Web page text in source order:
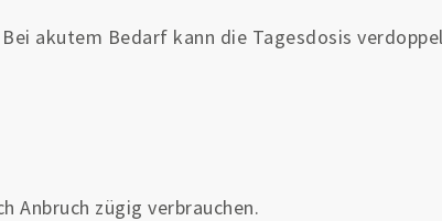
akutem Bedarf kann die Tagesdosis
Anbruch zügig verbrauchen.